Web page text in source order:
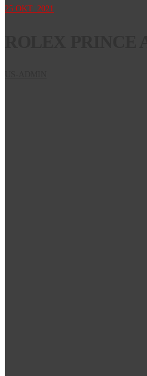
25 OKT. 2021